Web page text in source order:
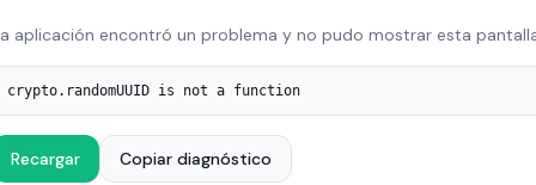
aplicación encontró un problema y no pudo mostrar esta
crypto.randomUUID is not a function
Recargar Copiar diagnóstico